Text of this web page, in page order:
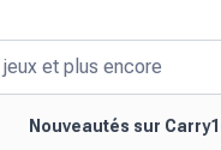
et plus encore
Nouveautés sur